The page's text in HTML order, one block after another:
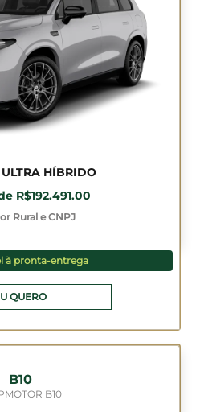
ULTRA HÍBRIDO
R$192.491.00
Rural e CNPJ
à pronta-entrega
QUERO
B10
B10